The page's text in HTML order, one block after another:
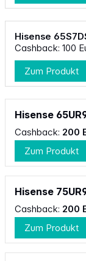
Hisense
Cashback: 100
Zum Produkt
Hisense
Cashback: 200
Zum Produkt
Hisense
Cashback: 200
Zum Produkt